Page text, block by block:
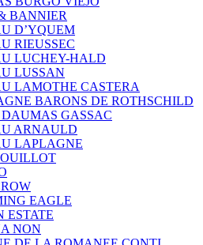
BANNIER
D’YQUEM
RIEUSSEC
LUCHEY-HALD
LUSSAN
LAMOTHE CASTERA
BARONS DE ROTHSCHILD
GASSAC
ARNAULD
LAPLAGNE
EAGLE
ESTATE
NON